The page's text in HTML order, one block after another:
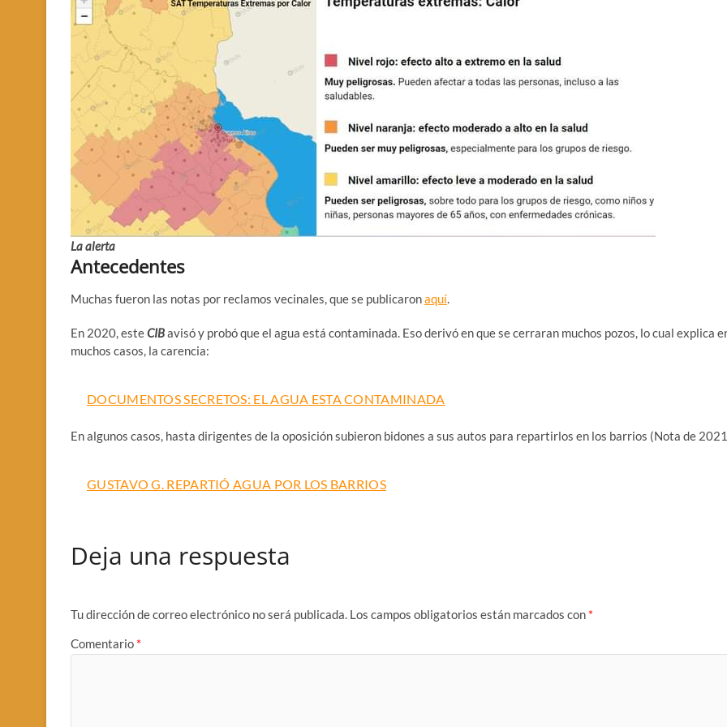
La alerta
Antecedentes
Muchas fueron las notas por reclamos vecinales, que se publicaronaquí.
En 2020, esteCIBavisó y probó que el agua está contaminada. Eso derivó en que se cerraran muchos pozos, lo cual explica
muchos casos, la carencia:
DOCUMENTOS SECRETOS: EL AGUA ESTA CONTAMINADA
En algunos casos, hasta dirigentes de la oposición subieron bidones a sus autos para repartirlos en los barrios (Nota de
GUSTAVO G. REPARTIÓ AGUA POR LOS BARRIOS
Deja una respuesta
Tu dirección de correo electrónico no será publicada. Los campos obligatorios están marcados con *
Comentario *